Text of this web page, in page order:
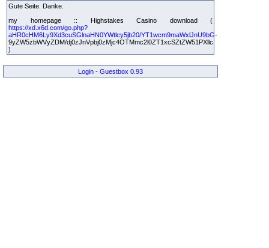
Gute Seite. Danke.
my homepage :: Highstakes Casino download (
https://xd.x6d.com/go.php?
aHR0cHM6Ly9Xd3cuSGlnaHN0YWtlcy5jb20/YT1wcm9maWxlJnU9bG-
9yZW5zbWVyZDM/dj0zJnVpbj0zMjc4OTMmc2l0ZT1xcSZtZW51PXllc
)
Login - Guestbox 0.93